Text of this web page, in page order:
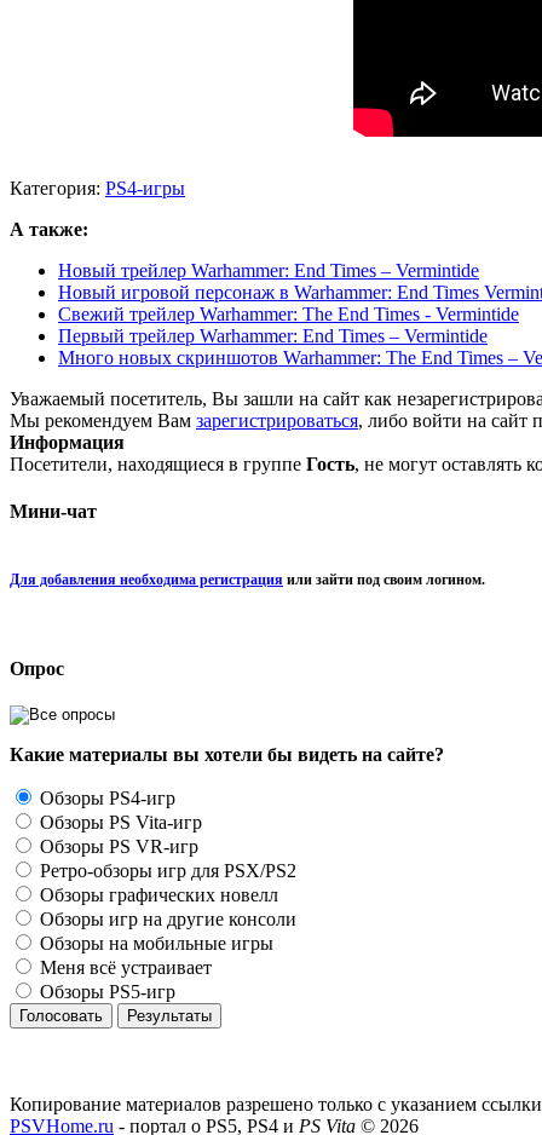
Категория: PS4-игры
А также:
Новый трейлер Warhammer: End Times – Vermintide
Новый игровой персонаж в Warhammer: End Times
Свежий трейлер Warhammer: The End Times - Vermintide
Первый трейлер Warhammer: End Times – Vermintide
Много новых скриншотов Warhammer: The End Times –
Уважаемый посетитель, Вы зашли на сайт как
Мы рекомендуем Вам зарегистрироваться, либо войти на сайт
Информация
Посетители, находящиеся в группе Гость, не могут оставлять
Мини-чат
Для добавления необходима регистрация или зайти под своим логином.
Опрос
Какие материалы вы хотели бы видеть на сайте?
Обзоры PS4-игр
Обзоры PS Vita-игр
Обзоры PS VR-игр
Ретро-обзоры игр для PSX/PS2
Обзоры графических новелл
Обзоры игр на другие консоли
Обзоры на мобильные игры
Меня всё устраивает
Обзоры PS5-игр
Голосовать Результаты
Копирование материалов разрешено только с указанием
PSVHome.ru - портал о PS5, PS4 и PS Vita © 2026